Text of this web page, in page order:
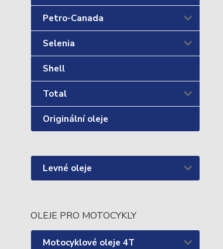
Petro-Canada
Selenia
Shell
Total
Originální oleje
Levné oleje
OLEJE PRO MOTOCYKLY
Motocyklové oleje 4T